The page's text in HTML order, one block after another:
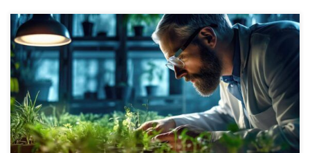
Kannabigerorcyna (CBG-O) jest mniej znanym
kannabinoidem występującym w roślinie konopi indyjskich.
Podczas gdy bardziej znane kannabinoidy, takie jak Δ9-
tetrahydrokannabinol (THC) i kanabidiol (CBD), zostały już
intensywnie zbadane, wiedza o CBG-O i jego właściwościach
jest ograniczona. Jako wtórny kannabinoid CBG-O
występuje w roślinie konopi w znacznie niższych stężeniach,